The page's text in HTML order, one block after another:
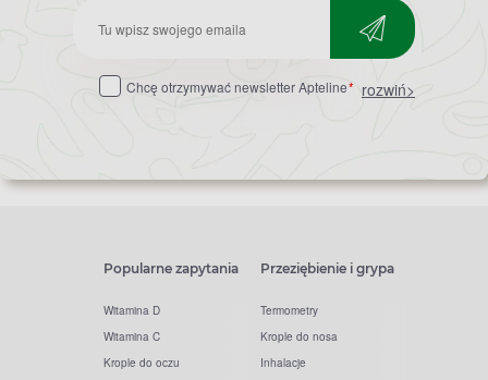
Zapisz
do
Chcę otrzymywać newsletter Apteline* rozwiń>
Popularne zapytania
Witamina D
Witamina C
Krople do oczu
Przeziębienie i grypa
Termometry
Krople do nosa
Inhalacje